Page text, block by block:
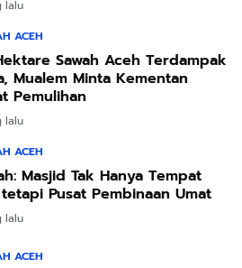
lalu
ACEH
Sawah Aceh Terdampak
Mualem Minta Kementan
Pemulihan
lalu
ACEH
Masjid Tak Hanya Tempat
Pusat Pembinaan Umat
lalu
ACEH